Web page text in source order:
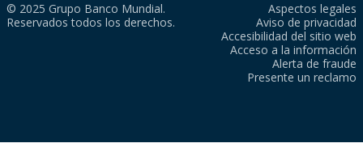
© 2025 Grupo Banco Mundial.
Reservados todos los derechos.
Aspectos legales
Aviso de privacidad
Accesibilidad del sitio web
Acceso a la información
Alerta de fraude
Presente un reclamo